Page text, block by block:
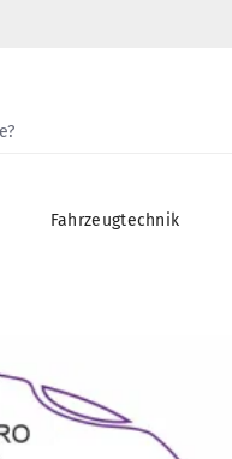
Fahrzeugtechnik